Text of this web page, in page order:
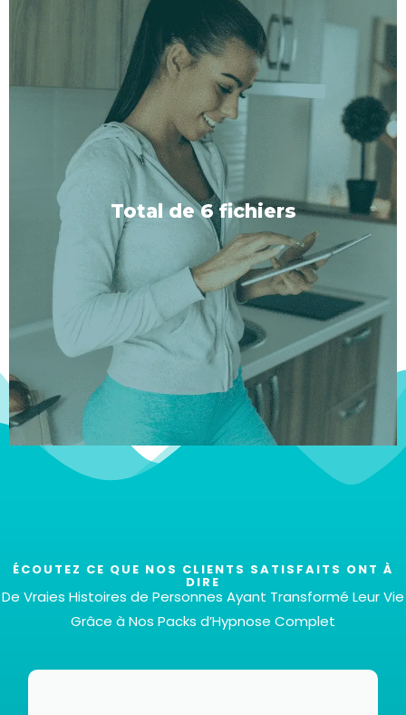
Avec ou sans musique
Chaque type de séance est proposé en deux
versions : l'une avec une musique de fond
soigneusement sélectionnée pour renforcer votre
transe, et l'autre sans, afin que vous puissiez choisir
le cadre qui vous convient le mieux.
Total de 6 fichiers
ÉCOUTEZ CE QUE NOS CLIENTS SATISFAITS ONT À
DIRE
De Vraies Histoires de Personnes Ayant Transformé Leur Vie
Grâce à Nos Packs d’Hypnose Complet